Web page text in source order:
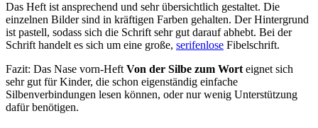
Das Heft ist ansprechend und sehr übersichtlich gestaltet. Die
einzelnen Bilder sind in kräftigen Farben gehalten. Der Hintergrund
ist pastell, sodass sich die Schrift sehr gut darauf abhebt. Bei der
Schrift handelt es sich um eine große, serifenlose Fibelschrift.
Fazit: Das Nase vorn-Heft Von der Silbe zum Wort eignet sich
sehr gut für Kinder, die schon eigenständig einfache
Silbenverbindungen lesen können, oder nur wenig Unterstützung
dafür benötigen.